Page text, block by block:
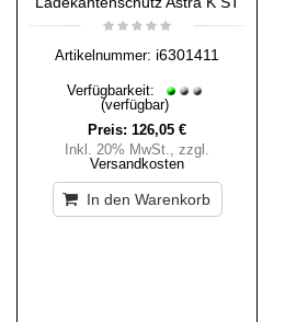
Artikelnummer: i6301411
Verfügbarkeit:
(verfügbar)
Preis: 126,05 €
Inkl. 20% MwSt., zzgl.
Versandkosten
In den Warenkorb